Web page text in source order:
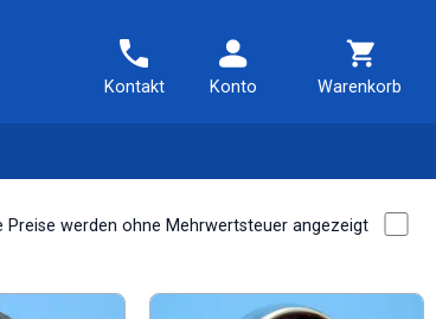
Kontakt Konto Warenkorb
Preise werden ohne Mehrwertsteuer angezeigt